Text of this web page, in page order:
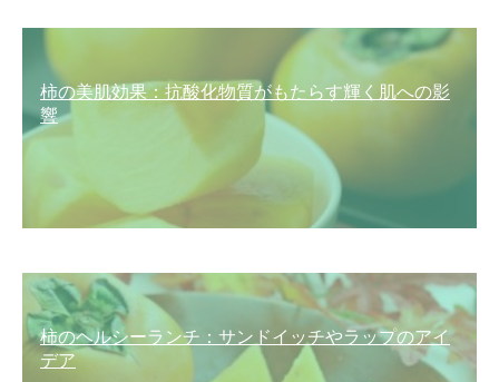
柿の美肌効果：抗酸化物質がもたらす輝く肌への影
響
柿のヘルシーランチ：サンドイッチやラップのアイ
デア